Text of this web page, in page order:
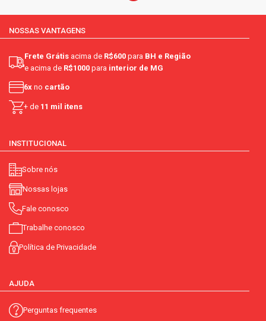
NOSSAS VANTAGENS
Frete Grátis acima de R$600 para BH e Região
e acima de R$1000 para interior de MG
6x no cartão
+ de 11 mil itens
INSTITUCIONAL
Sobre nós
Nossas lojas
Fale conosco
Trabalhe conosco
Política de Privacidade
AJUDA
Perguntas frequentes